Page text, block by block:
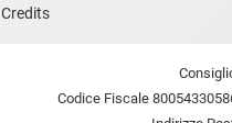
Credits
Codice Fiscale